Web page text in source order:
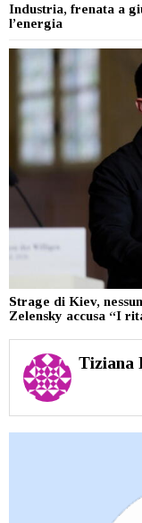
Industria, frenata a
l’energia
Strage di Kiev,
Zelensky accusa “I
Tiziana